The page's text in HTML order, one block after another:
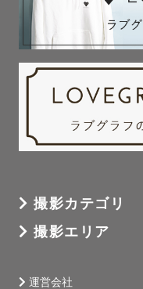
撮影カテゴリ
撮影エリア
運営会社